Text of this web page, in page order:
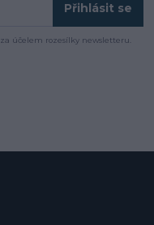
Přihlásit se
za účelem rozesílky newsletteru.